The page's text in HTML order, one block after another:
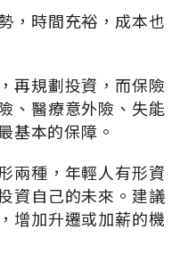
，時間充裕，成本也
再規劃投資，而保險
、醫療意外險、失能
基本的保障。
兩種，年輕人有形資
資自己的未來。建議
增加升遷或加薪的機